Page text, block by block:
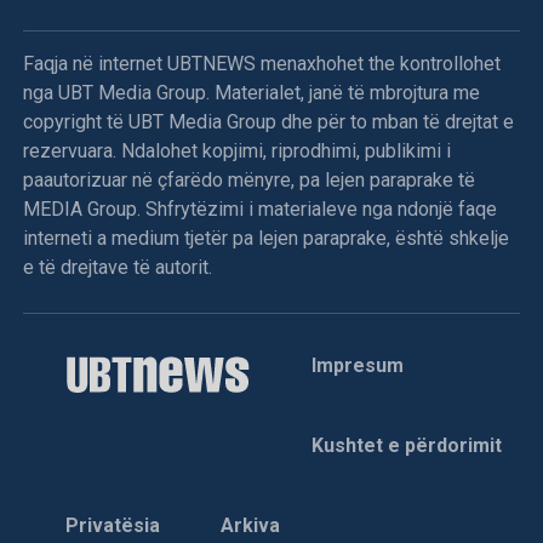
Sipas Tahirit, refuzimi i shumicës për të proceduar me
propozimin e kandidatit për kryetar të Kuvendit është një
përpjekje e qëllimshme për të thelluar ngërçin politik në
vend.
Deputetja e AAK-së gjuan me vezë drejt Kurtit,
përplasje fizike mes deputetëve
Menjëherë pas përfundimit të fjalës së Kryeministrit Albin
Kurti, deputetja e Aleancës për Ardhmërinë e Kosovës,
Time Kadriaj, është afruar drejt foltores dhe ka gjuajtur me
menjëhershëm të deputetëve nga grupe të ndryshme
tensioneve dhe pamundësisë për të vazhduar punimet,
ndërpresë seancën.
Faqja në internet UBTNEWS menaxhohet the kontrollohet
nga UBT Media Group. Materialet, janë të mbrojtura me
copyright të UBT Media Group dhe për to mban të drejtat e
rezervuara. Ndalohet kopjimi, riprodhimi, publikimi i
paautorizuar në çfarëdo mënyre, pa lejen paraprake të
MEDIA Group. Shfrytëzimi i materialeve nga ndonjë faqe
interneti a medium tjetër pa lejen paraprake, është shkelje
e të drejtave të autorit.
Impresum
Kushtet e përdorimit
Privatësia Arkiva